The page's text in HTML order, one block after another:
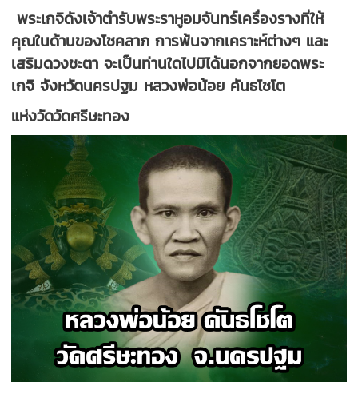
พระเกจิดังเจ้าตำรับพระราหูอมจันทร์เครื่องรางที่ให้
คุณในด้านของโชคลาภ การพ้นจากเคราะห์ต่างๆ และ
เสริมดวงชะตา จะเป็นท่านใดไปมิได้นอกจากยอดพระ
เกจิ จังหวัดนครปฐม หลวงพ่อน้อย คันธโชโต
แห่งวัดวัดศรีษะทอง